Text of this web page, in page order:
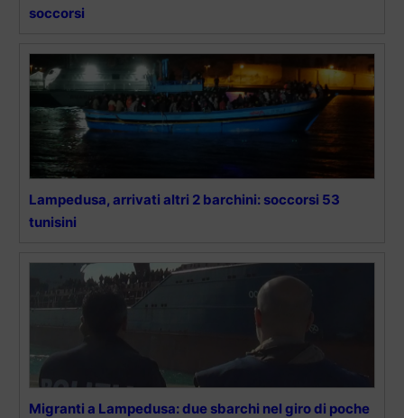
soccorsi
Lampedusa, arrivati altri 2 barchini: soccorsi 53
tunisini
Migranti a Lampedusa: due sbarchi nel giro di poche